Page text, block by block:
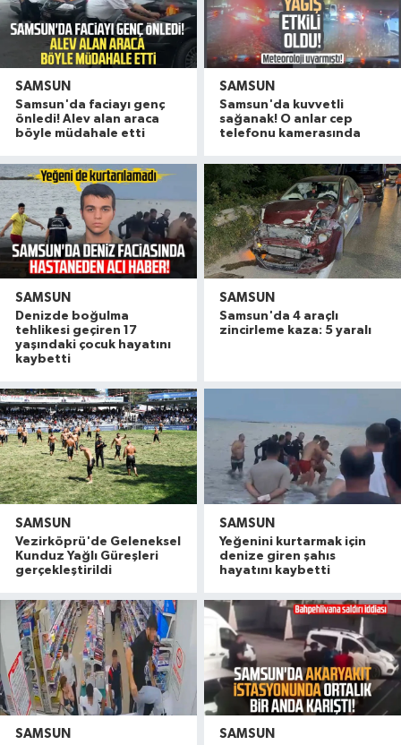
SAMSUN
Samsun'da faciayı genç
önledi! Alev alan araca
böyle müdahale etti
SAMSUN
Samsun'da kuvvetli
sağanak! O anlar cep
telefonu kamerasında
SAMSUN
Denizde boğulma
tehlikesi geçiren 17
yaşındaki çocuk hayatını
kaybetti
SAMSUN
Samsun'da 4 araçlı
zincirleme kaza: 5 yaralı
SAMSUN
Vezirköprü'de Geleneksel
Kunduz Yağlı Güreşleri
gerçekleştirildi
SAMSUN
Yeğenini kurtarmak için
denize giren şahıs
hayatını kaybetti
SAMSUN SAMSUN